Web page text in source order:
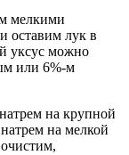
мелкими
оставим лук в
уксус можно
или 6%-м
на крупной
на мелкой